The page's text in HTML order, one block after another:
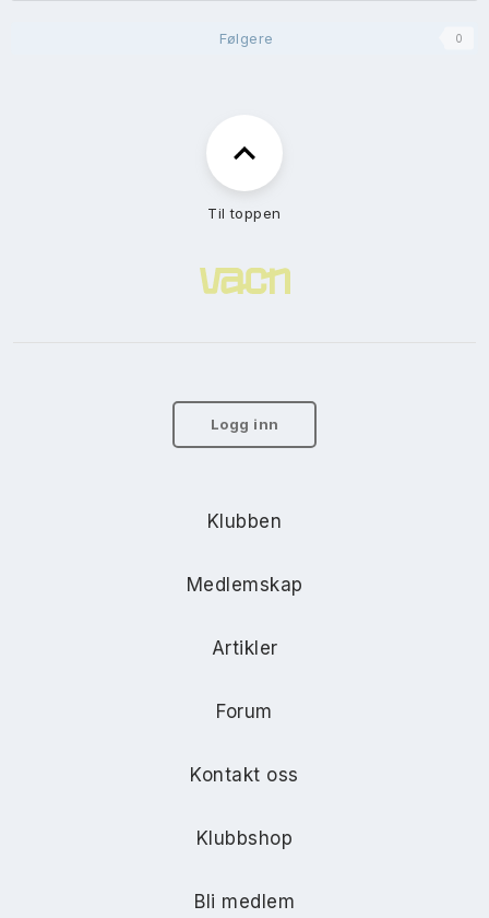
Følgere 0
Til toppen
Logg inn
Klubben
Medlemskap
Artikler
Forum
Kontakt oss
Klubbshop
Bli medlem